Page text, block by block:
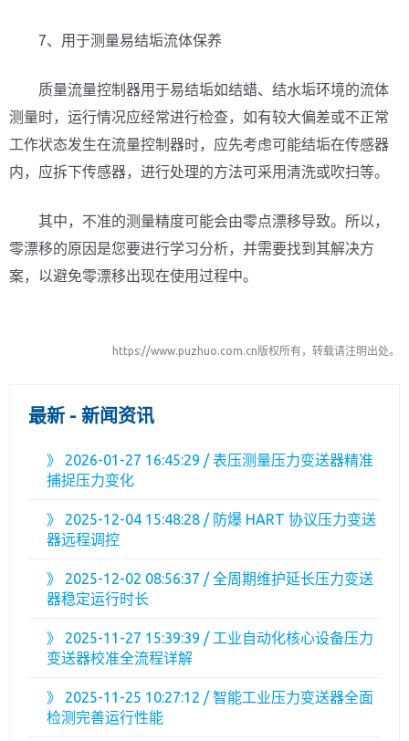
7、用于测量易结垢流体保养
质量流量控制器用于易结垢如结蜡、结水垢环境的流体
测量时，运行情况应经常进行检查，如有较大偏差或不正常
工作状态发生在流量控制器时，应先考虑可能结垢在传感器
内，应拆下传感器，进行处理的方法可采用清洗或吹扫等。
其中，不准的测量精度可能会由零点漂移导致。所以，
零漂移的原因是您要进行学习分析，并需要找到其解决方
案，以避免零漂移出现在使用过程中。
https://www.puzhuo.com.cn版权所有，转载请注明出处。
最新 - 新闻资讯
》 2026-01-27 16:45:29 / 表压测量压力变送器精准
捕捉压力变化
》 2025-12-04 15:48:28 / 防爆 HART 协议压力变送
器远程调控
》 2025-12-02 08:56:37 / 全周期维护延长压力变送
器稳定运行时长
》 2025-11-27 15:39:39 / 工业自动化核心设备压力
变送器校准全流程详解
》 2025-11-25 10:27:12 / 智能工业压力变送器全面
检测完善运行性能